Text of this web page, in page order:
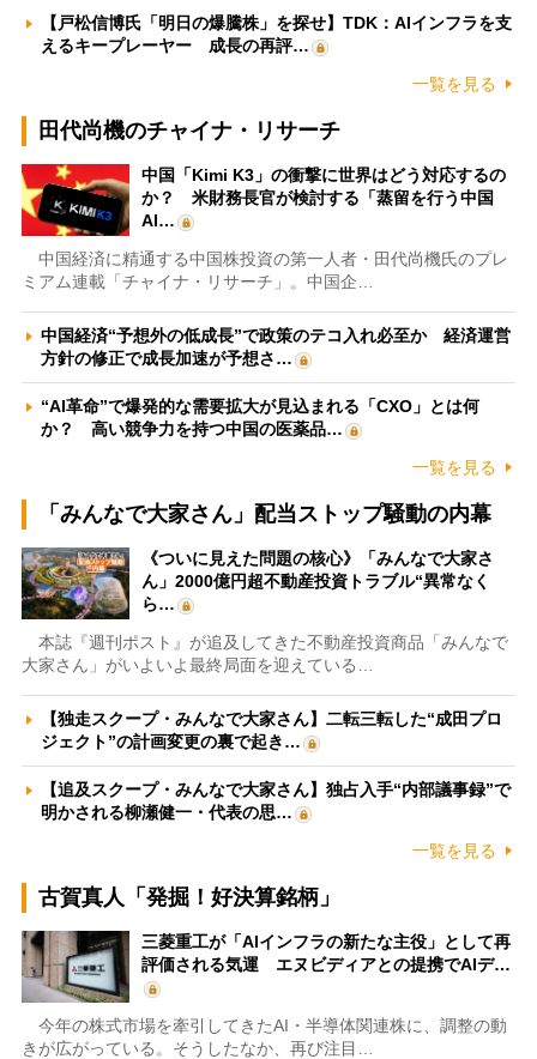
【戸松信博氏「明日の爆騰株」を探せ】TDK：AIインフラを支
えるキープレーヤー 成長の再評…
一覧を見る
田代尚機のチャイナ・リサーチ
中国「Kimi K3」の衝撃に世界はどう対応するの
か？ 米財務長官が検討する「蒸留を行う中国
AI…
中国経済に精通する中国株投資の第一人者・田代尚機氏のプレ
ミアム連載「チャイナ・リサーチ」。中国企…
中国経済“予想外の低成長”で政策のテコ入れ必至か 経済運営
方針の修正で成長加速が予想さ…
“AI革命”で爆発的な需要拡大が見込まれる「CXO」とは何
か？ 高い競争力を持つ中国の医薬品…
一覧を見る
「みんなで大家さん」配当ストップ騒動の内幕
《ついに見えた問題の核心》「みんなで大家さ
ん」2000億円超不動産投資トラブル“異常なく
ら…
本誌『週刊ポスト』が追及してきた不動産投資商品「みんなで
大家さん」がいよいよ最終局面を迎えている…
【独走スクープ・みんなで大家さん】二転三転した“成田プロ
ジェクト”の計画変更の裏で起き…
【追及スクープ・みんなで大家さん】独占入手“内部議事録”で
明かされる柳瀬健一・代表の思…
一覧を見る
古賀真人「発掘！好決算銘柄」
三菱重工が「AIインフラの新たな主役」として再
評価される気運 エヌビディアとの提携でAIデ…
今年の株式市場を牽引してきたAI・半導体関連株に、調整の動
きが広がっている。そうしたなか、再び注目…